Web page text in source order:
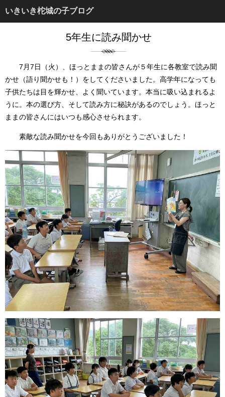
いきいき柁城の子ブログ
5年生に読み聞かせ
7月7日（火）、ほっとままの皆さんが５年生に各教室で読み聞
かせ（語り聞かせも！）をしてくださいました。高学年になっても
子供たちは目を輝かせ、よく聞いています。本当に吸い込まれるよ
うに。本の選び方、そして読み方に秘訣があるのでしょう。ほっと
ままの皆さんにはいつも感心させられます。
素敵な読み聞かせを今回もありがとうございました！